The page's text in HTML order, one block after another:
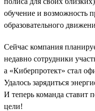
обучение и возможность
образовательного
Сейчас компания
недавно сотрудники
а «Киберпротект» стал
Удалось зарядиться
И теперь команда ставит
цели!